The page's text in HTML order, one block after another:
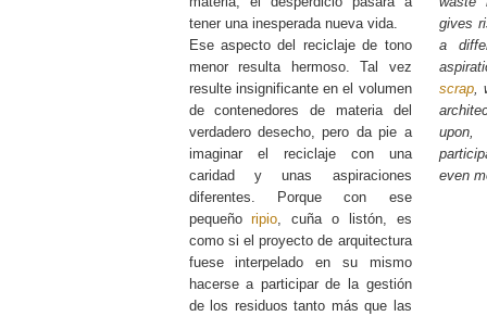
tener una inesperada nueva vida.
Ese aspecto del reciclaje de tono
menor resulta hermoso. Tal vez
resulte insignificante en el volumen
de contenedores de materia del
verdadero desecho, pero da pie a
imaginar el reciclaje con una
caridad y unas aspiraciones
diferentes. Porque con ese
pequeñoripio, cuña o listón, es
como si el proyecto de arquitectura
fuese interpelado en su mismo
hacerse a participar de la gestión
de los residuos tanto más que las
gives
a
scrap,
even